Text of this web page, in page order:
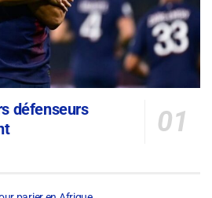
défenseurs